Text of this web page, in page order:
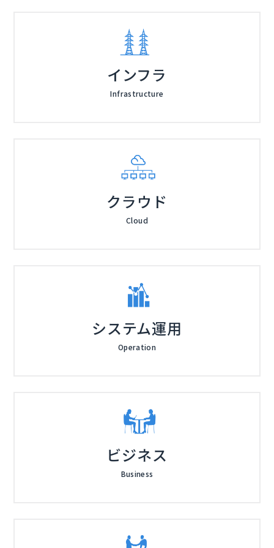
インフラ
Infrastructure
クラウド
Cloud
システム運用
Operation
ビジネス
Business